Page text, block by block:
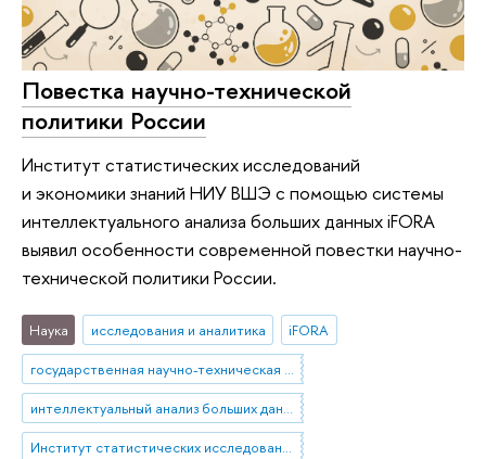
Повестка научно-технической
политики России
Институт статистических исследований
и экономики знаний НИУ ВШЭ с помощью системы
интеллектуального анализа больших данных iFORA
выявил особенности современной повестки научно-
технической политики России.
Наука исследования и аналитика
iFORA
государственная научно-техническая политика
интеллектуальный анализ больших данных
Институт статистических исследований и экономики знаний